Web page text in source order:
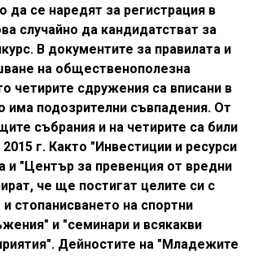
да се наредят за регистрация в
случайно да кандидатстват за
В документите за правилата и
на общественополезна
четирите сдружения са вписани в
подозрителни съвпадения. От
събрания и на четирите са били
г. Както "Инвестиции и ресурси
и "Център за превенция от вредни
че ще постигат целите си с
стопанисването на спортни
и "семинари и всякакви
Дейностите на "Младежите